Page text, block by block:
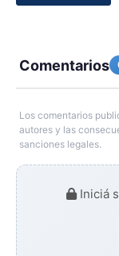
Comentarios
Los comentarios
autores y las
sanciones legales.
Iniciá